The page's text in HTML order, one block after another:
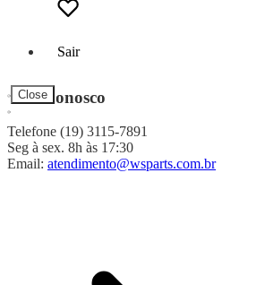
Sair
Close
Fale Conosco
Telefone (19) 3115-7891
Seg à sex. 8h às 17:30
Email: atendimento@wsparts.com.br